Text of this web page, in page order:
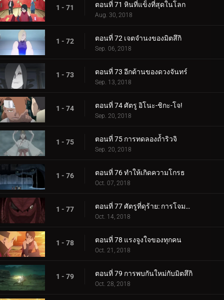
1 - 71 ตอนที่ 71 หินที่แข็งที่สุดในโลก
Aug. 30, 2018
1 - 72 ตอนที่ 72 เจตจำนงของมิตสึกิ
Sep. 06, 2018
1 - 73 ตอนที่ 73 อีกด้านของดวงจันทร์
Sep. 13, 2018
1 - 74 ตอนที่ 74 ศัตรู อิโนะ-ชิกะ-โจ!
Sep. 20, 2018
1 - 75 ตอนที่ 75 การทดลองถ้ำริวจิ
Sep. 20, 2018
1 - 76 ตอนที่ 76 ทำให้เกิดความโกรธ
Oct. 07, 2018
1 - 77 ตอนที่ 77 ศัตรูที่ดุร้าย: การโจมตีอันดุร้ายของการาก้า!
Oct. 14, 2018
1 - 78 ตอนที่ 78 แรงจูงใจของทุกคน
Oct. 21, 2018
1 - 79 ตอนที่ 79 การพบกันใหม่กับมิตสึกิ
Oct. 28, 2018